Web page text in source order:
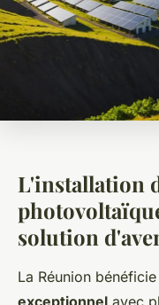
L'installation
solution
La Réunion